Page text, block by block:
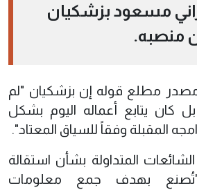
مسعود بزشكيان
منصبه.
مطلع قوله إن بزشكيان "لم
كان يتابع أعماله اليوم بشكل
المقبلة وفقاً للسياق المعتاد".
المتداولة بشأن استقالة
"تُصنع بهدف جمع معلومات